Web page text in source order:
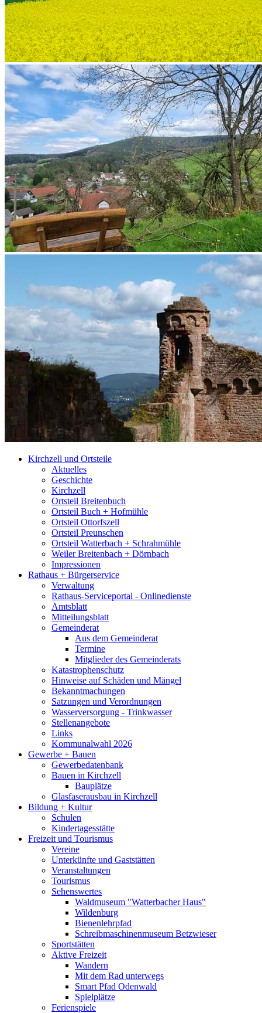
Kirchzell und Ortsteile
Aktuelles
Geschichte
Kirchzell
Ortsteil Breitenbuch
Ortsteil Buch + Hofmühle
Ortsteil Ottorfszell
Ortsteil Preunschen
Ortsteil Watterbach + Schrahmühle
Weiler Breitenbach + Dörnbach
Impressionen
Rathaus + Bürgerservice
Verwaltung
Rathaus-Serviceportal - Onlinedienste
Amtsblatt
Mitteilungsblatt
Gemeinderat
Aus dem Gemeinderat
Termine
Mitglieder des Gemeinderats
Katastrophenschutz
Hinweise auf Schäden und Mängel
Bekanntmachungen
Satzungen und Verordnungen
Wasserversorgung - Trinkwasser
Stellenangebote
Links
Kommunalwahl 2026
Gewerbe + Bauen
Gewerbedatenbank
Bauen in Kirchzell
Bauplätze
Glasfaserausbau in Kirchzell
Bildung + Kultur
Schulen
Kindertagesstätte
Freizeit und Tourismus
Vereine
Unterkünfte und Gaststätten
Veranstaltungen
Tourismus
Sehenswertes
Waldmuseum "Watterbacher Haus"
Wildenburg
Bienenlehrpfad
Schreibmaschinenmuseum Betzwieser
Sportstätten
Aktive Freizeit
Wandern
Mit dem Rad unterwegs
Smart Pfad Odenwald
Spielplätze
Ferienspiele